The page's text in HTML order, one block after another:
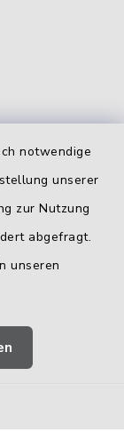
notwendige
unserer
zur Nutzung
abgefragt.
unseren